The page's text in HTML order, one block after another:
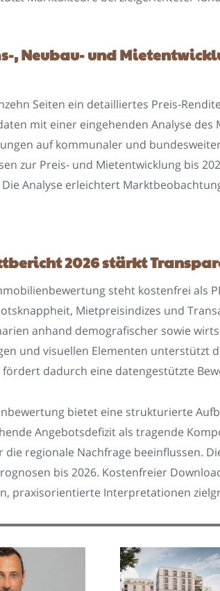
, Neubau- und
Seiten ein detailliertes Preis-
mit einer eingehenden Analyse
auf kommunaler und
zur Preis- und Mietentwicklung bis
Analyse erleichtert
2026 stärkt
steht kostenfrei als
Mietpreisindizes und
anhand demografischer sowie
und visuellen Elementen unterstützt
dadurch eine datengestützte
bietet eine strukturierte
Angebotsdefizit als tragende
regionale Nachfrage beeinflussen.
bis 2026. Kostenfreier
praxisorientierte Interpretationen